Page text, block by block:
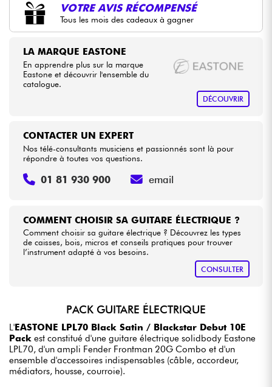
Packs
Voir nos marques
• Star SMusicPARIS
VOTRE AVIS RÉCOMPENSÉ
Tous les mois des cadeaux à gagner
LA MARQUE EASTONE
En apprendre plus sur la marque
Eastone et découvrir l'ensemble du
catalogue.
DÉCOUVRIR
COMMENT CHOISIR SA GUITARE ÉLECTRIQUE ?
Comment choisir sa guitare électrique ? Découvrez les types
de caisses, bois, micros et conseils pratiques pour trouver
l’instrument adapté à vos besoins.
CONSULTER
CONTACTER UN EXPERT
Nos télé-consultants musiciens et passionnés sont là pour
répondre à toutes vos questions.
01 81 930 900 email
PACK GUITARE ÉLECTRIQUE
L'EASTONE LPL70 Black Satin / Blackstar Debut 10E
Pack est constitué d'une guitare électrique solidbody Eastone
LPL70, d'un ampli Fender Frontman 20G Combo et d'un
ensemble d'accessoires indispensables (câble, accordeur,
médiators, housse, courroie).